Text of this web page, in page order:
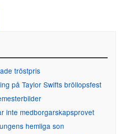
tröstpris
på Taylor Swifts bröllopsfest
inte medborgarskapsprovet
hemliga son